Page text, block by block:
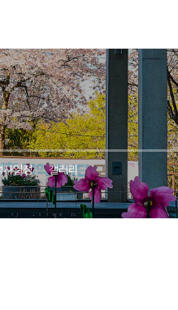
사일정 갤러리